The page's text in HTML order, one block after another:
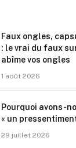
Faux ongles,
: le vrai du faux
abîme vos ongles
1 août 2026
Pourquoi avons-
« un
29 juillet 2026